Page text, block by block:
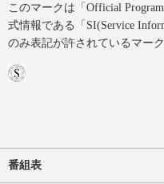
このマークは「Official
式情報である「SI(Service
のみ表記が許されているマーク
番組表